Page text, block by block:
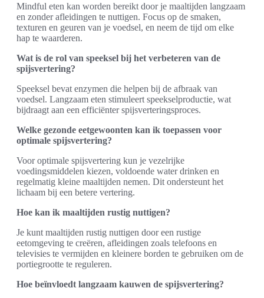
Mindful eten kan worden bereikt door je maaltijden langzaam
en zonder afleidingen te nuttigen. Focus op de smaken,
texturen en geuren van je voedsel, en neem de tijd om elke
hap te waarderen.
Wat is de rol van speeksel bij het verbeteren van de
spijsvertering?
Speeksel bevat enzymen die helpen bij de afbraak van
voedsel. Langzaam eten stimuleert speekselproductie, wat
bijdraagt aan een efficiënter spijsverteringsproces.
Welke gezonde eetgewoonten kan ik toepassen voor
optimale spijsvertering?
Voor optimale spijsvertering kun je vezelrijke
voedingsmiddelen kiezen, voldoende water drinken en
regelmatig kleine maaltijden nemen. Dit ondersteunt het
lichaam bij een betere vertering.
Hoe kan ik maaltijden rustig nuttigen?
Je kunt maaltijden rustig nuttigen door een rustige
eetomgeving te creëren, afleidingen zoals telefoons en
televisies te vermijden en kleinere borden te gebruiken om de
portiegrootte te reguleren.
Hoe beïnvloedt langzaam kauwen de spijsvertering?